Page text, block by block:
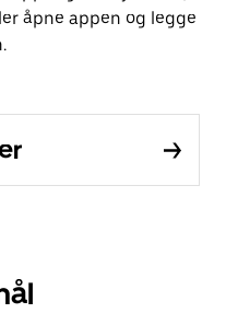
åpne appen og legge